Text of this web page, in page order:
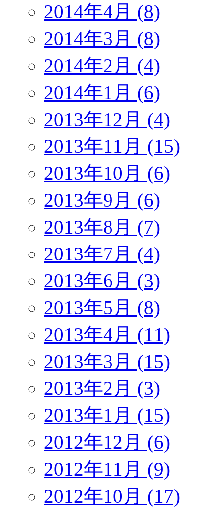
2014年4月 (8)
2014年3月 (8)
2014年2月 (4)
2014年1月 (6)
2013年12月 (4)
2013年11月 (15)
2013年10月 (6)
2013年9月 (6)
2013年8月 (7)
2013年7月 (4)
2013年6月 (3)
2013年5月 (8)
2013年4月 (11)
2013年3月 (15)
2013年2月 (3)
2013年1月 (15)
2012年12月 (6)
2012年11月 (9)
2012年10月 (17)